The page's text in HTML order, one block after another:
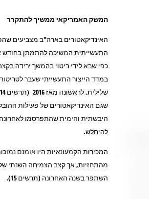
המשק האמריקאי ממשיך להתקרר
האינדיקאטורים בארה"ב מצביעים
התעשייתית המשיכה להתמתן בחודש
כפי שבא לידי ביטוי בהמשך ירידה
במדד הייצור התעשייתי שעבר
שגם האינדיקאטורים של פעילות
היבשתית והימית שהתפרסמו
להיחלש.
המכירות הקמעונאיות היו אומנם
מהתחזיות, אך קצב הצמיחה השנתי
השתפר בשנה האחרונה (תרשים 15).